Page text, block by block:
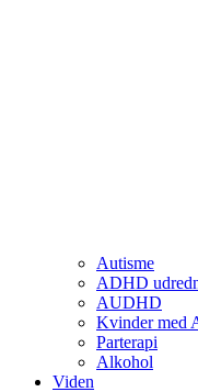
Autisme
ADHD
AUDHD
Kvinder med
Parterapi
Alkohol
Viden